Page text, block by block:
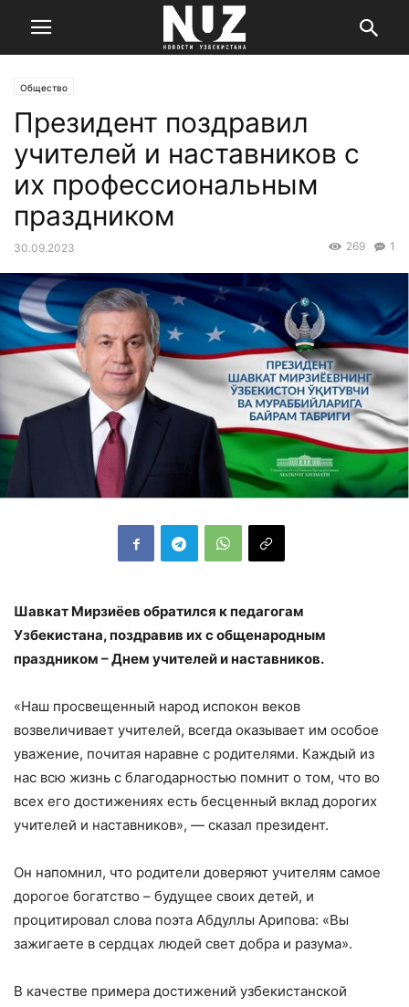
Общество
Президент поздравил
учителей и наставников с
их профессиональным
праздником
30.09.2023 1
269
Шавкат Мирзиёев обратился к педагогам
Узбекистана, поздравив их с общенародным
праздником – Днем учителей и наставников.
«Наш просвещенный народ испокон веков
возвеличивает учителей, всегда оказывает им особое
уважение, почитая наравне с родителями. Каждый из
нас всю жизнь с благодарностью помнит о том, что во
всех его достижениях есть бесценный вклад дорогих
учителей и наставников», — сказал президент.
Он напомнил, что родители доверяют учителям самое
дорогое богатство – будущее своих детей, и
процитировал слова поэта Абдуллы Арипова: «Вы
зажигаете в сердцах людей свет добра и разума».
В качестве примера достижений узбекистанской